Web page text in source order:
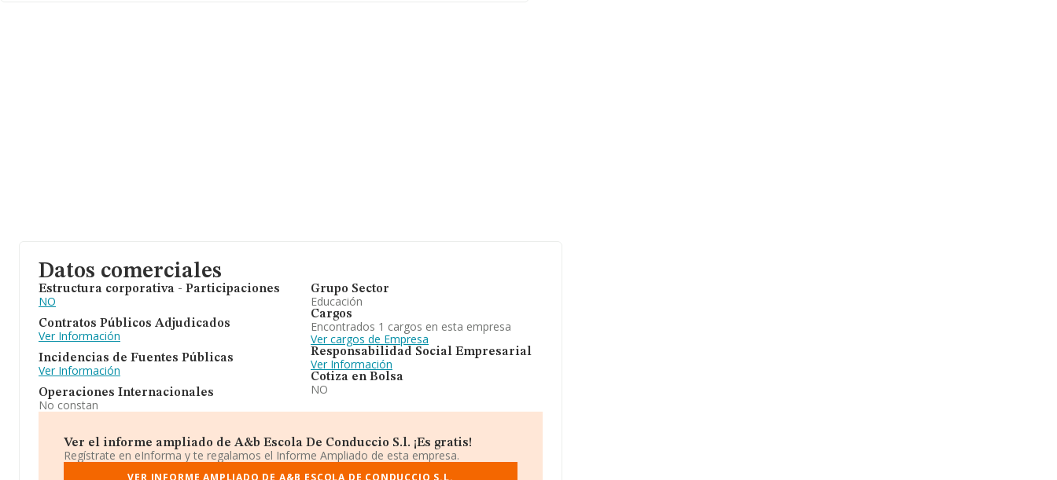
Datos comerciales
Estructura corporativa - Participaciones
NO
Contratos Públicos Adjudicados
Ver Información
Incidencias de Fuentes Públicas
Ver Información
Operaciones Internacionales
No constan
Grupo Sector
Educación
Cargos
Encontrados 1 cargos en esta empresa
Ver cargos de Empresa
Responsabilidad Social Empresarial
Ver Información
Cotiza en Bolsa
NO
Ver el informe ampliado de A&b Escola De Conduccio S.l. ¡Es gratis!
Regístrate en eInforma y te regalamos el Informe Ampliado de esta empresa.
VER INFORME AMPLIADO DE A&B ESCOLA DE CONDUCCIO S.L.